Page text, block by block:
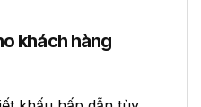
khách hàng